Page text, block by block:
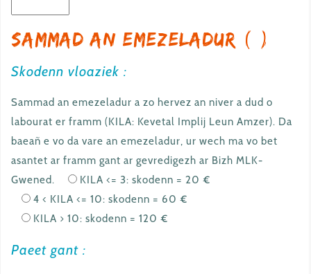
Sammad an emezeladur (*)
Skodenn vloaziek :
Sammad an emezeladur a zo hervez an niver a dud o
labourat er framm (KILA: Kevetal Implij Leun Amzer). Da
baeañ e vo da vare an emezeladur, ur wech ma vo bet
asantet ar framm gant ar gevredigezh ar Bizh MLK-
Gwened.
KILA <= 3: skodenn = 20 €
4 < KILA <= 10: skodenn = 60 €
KILA > 10: skodenn = 120 €
Paeet gant :